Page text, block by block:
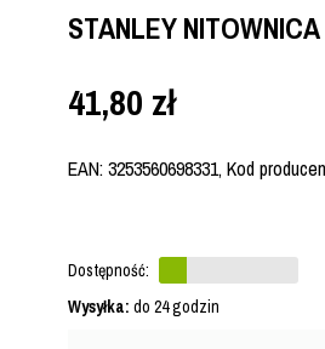
STANLEY
41,80 zł
EAN: 3253560698331, Kod
Dostępność:
Wysyłka: do 24 godzin